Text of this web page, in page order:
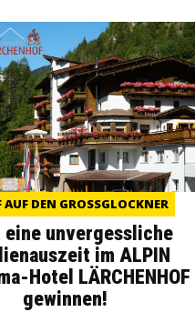
AUF DEN GROSSGLOCKNER
unvergessliche
im ALPIN
Hotel LÄRCHENHOF
gewinnen!